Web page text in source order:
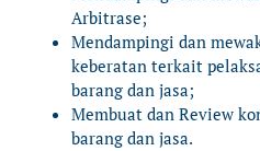
Arbitrase;
Mendampingi dan
keberatan terkait
barang dan jasa;
Membuat dan Review
barang dan jasa.